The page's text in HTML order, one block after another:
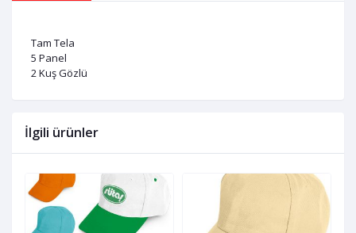
Tam Tela
5 Panel
2 Kuş Gözlü
İlgili ürünler